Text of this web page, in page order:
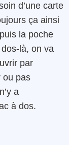
d’une carte
ça ainsi
la poche
là, on va
par
ou pas
a
à dos.